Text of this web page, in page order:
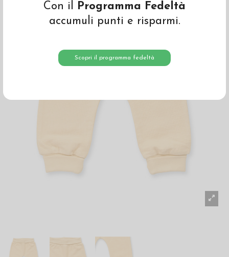
Con il Programma Fedeltà
accumuli punti e risparmi.
Scopri il programma fedeltà